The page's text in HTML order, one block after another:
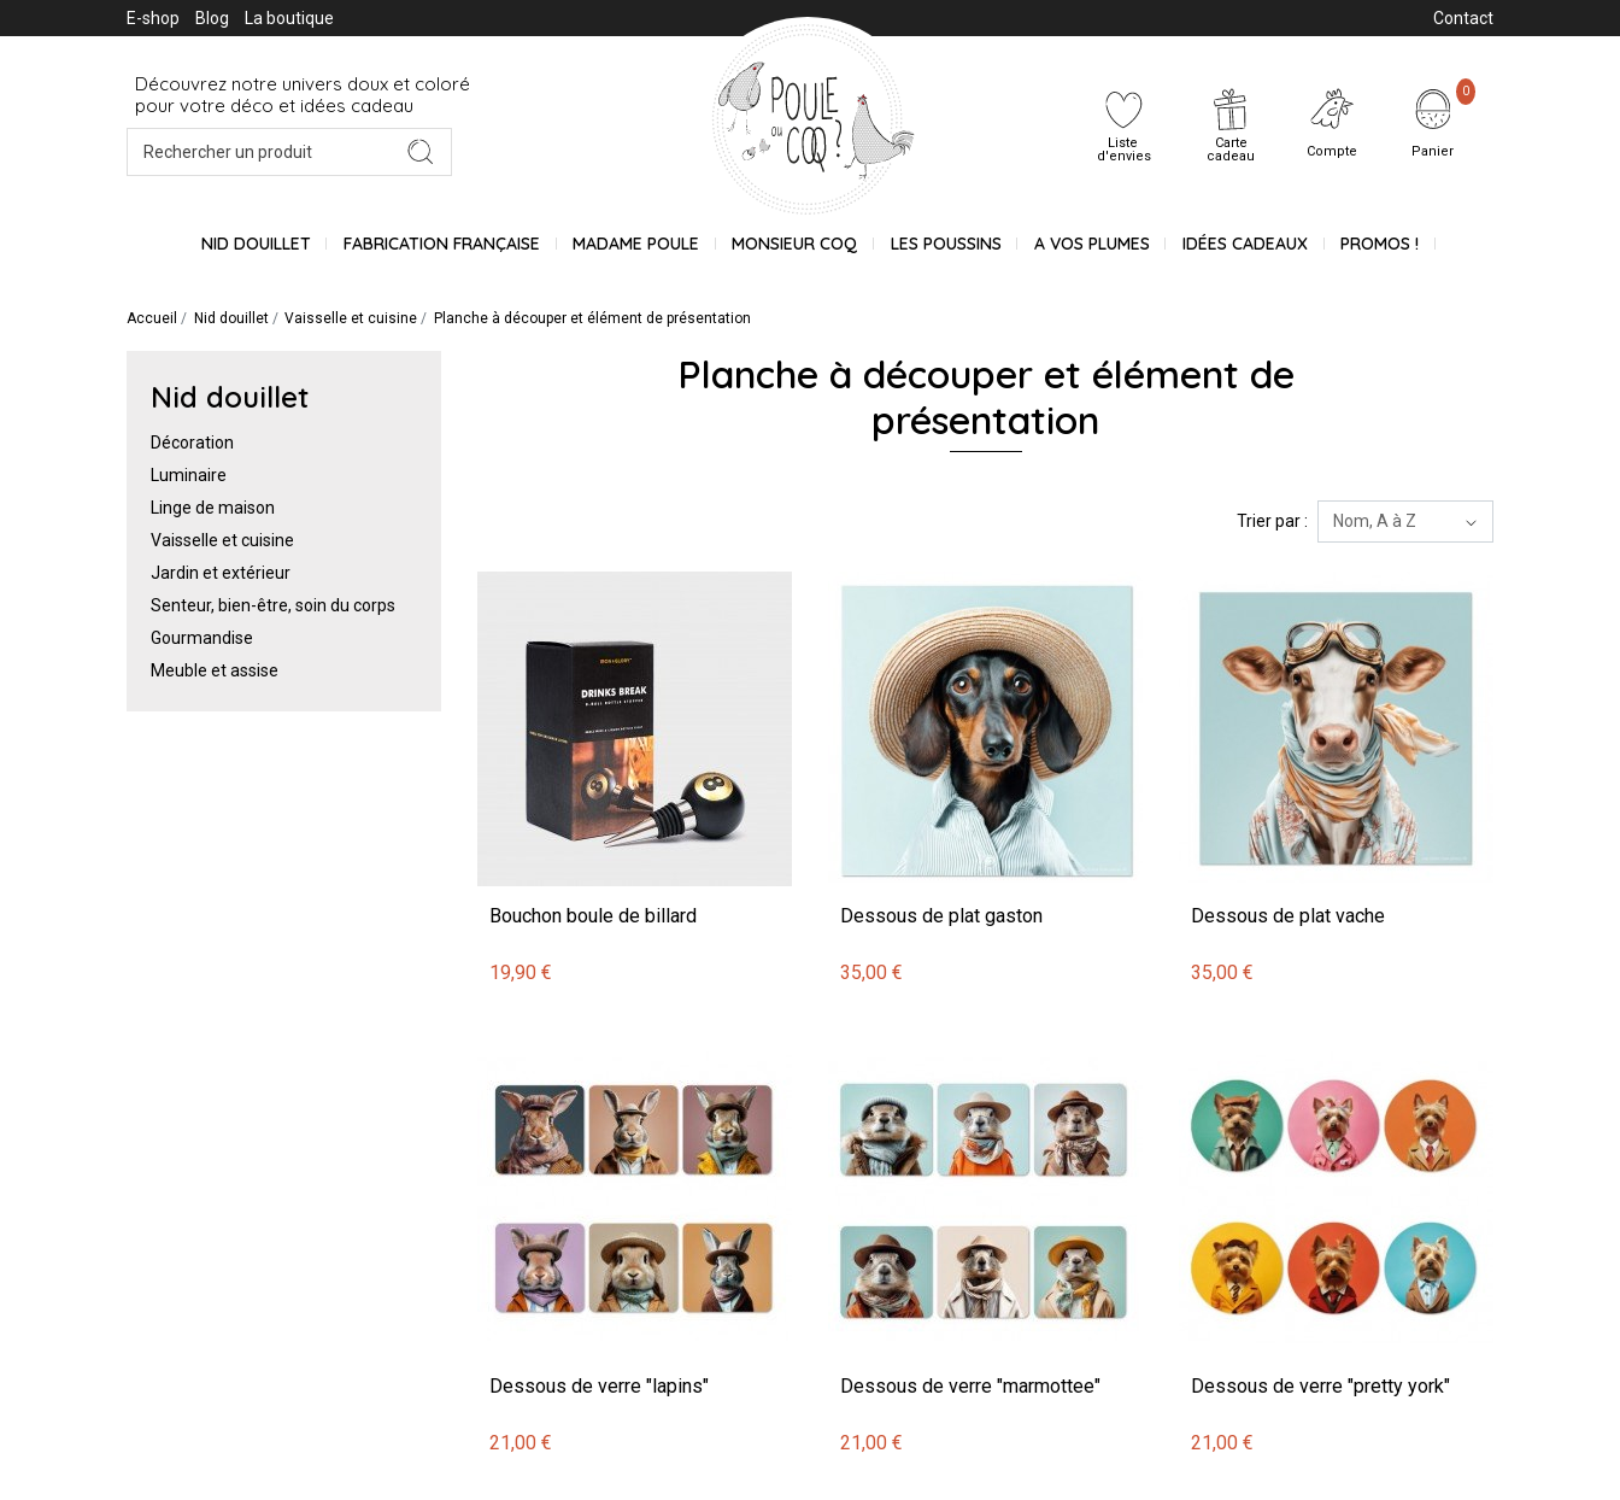
E-shop Blog La boutique Contact
Découvrez notre univers doux et coloré
pour votre déco et idées cadeau
Liste
d'envies
Carte
cadeau
Compte Panier
0
NID DOUILLET FABRICATION FRANÇAISE MADAME POULE MONSIEUR COQ LES POUSSINS A VOS PLUMES IDÉES CADEAUX PROMOS !
Accueil Nid douillet Vaisselle et cuisine Planche à découper et élément de présentation
Nid douillet
Décoration
Luminaire
Linge de maison
Vaisselle et cuisine
Jardin et extérieur
Senteur, bien-être, soin du corps
Gourmandise
Meuble et assise
Planche à découper et élément de
présentation
Trier par :
Bouchon boule de billard
19,90 €
Dessous de plat gaston
35,00 €
Dessous de plat vache
35,00 €
Dessous de verre "lapins"
21,00 €
Dessous de verre "marmottee"
21,00 €
Dessous de verre "pretty york"
21,00 €